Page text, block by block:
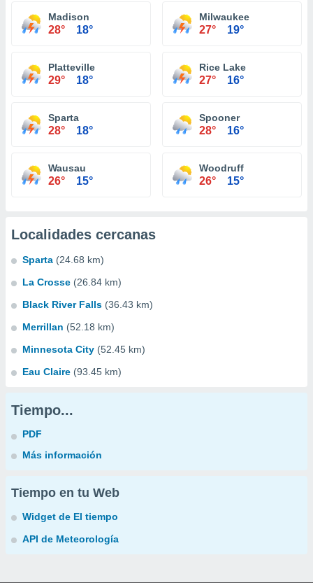
Madison
28° 18°
Milwaukee
27° 19°
Platteville
29° 18°
Rice Lake
27° 16°
Sparta
28° 18°
Spooner
28° 16°
Wausau
26° 15°
Woodruff
26° 15°
Localidades cercanas
Sparta (24.68 km)
La Crosse (26.84 km)
Black River Falls (36.43 km)
Merrillan (52.18 km)
Minnesota City (52.45 km)
Eau Claire (93.45 km)
Tiempo...
PDF
Más información
Tiempo en tu Web
Widget de El tiempo
API de Meteorología